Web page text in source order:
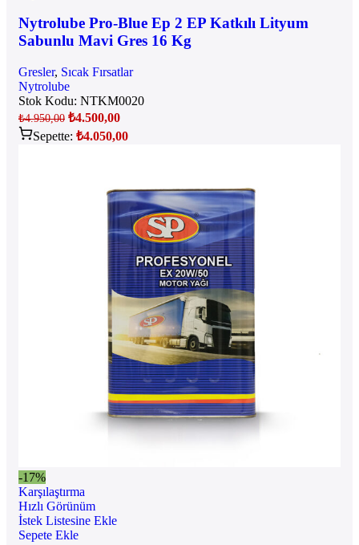
Nytrolube Pro-Blue Ep 2 EP Katkılı Lityum
Sabunlu Mavi Gres 16 Kg
Gresler, Sıcak Fırsatlar
Nytrolube
Stok Kodu: NTKM0020
₺4.950,00 ₺4.500,00
Sepette: ₺4.050,00
-17%
Karşılaştırma
Hızlı Görünüm
İstek Listesine Ekle
Sepete Ekle